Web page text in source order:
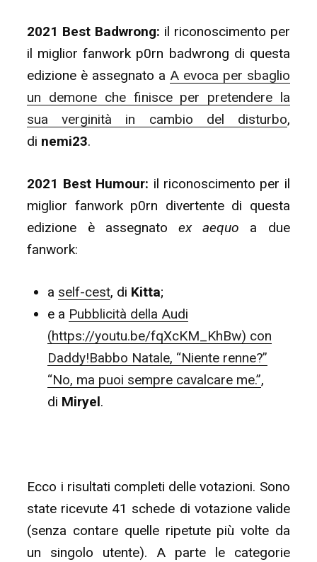
2021 Best Badwrong: il riconoscimento per
il miglior fanwork p0rn badwrong di questa
edizione è assegnato a A evoca per sbaglio
un demone che finisce per pretendere la
sua verginità in cambio del disturbo,
di nemi23.
2021 Best Humour: il riconoscimento per il
miglior fanwork p0rn divertente di questa
edizione è assegnato ex aequo a due
fanwork:
a self-cest, di Kitta;
e a Pubblicità della Audi
(https://youtu.be/fqXcKM_KhBw) con
Daddy!Babbo Natale, “Niente renne?”
“No, ma puoi sempre cavalcare me.”,
di Miryel.
Ecco i risultati completi delle votazioni. Sono
state ricevute 41 schede di votazione valide
(senza contare quelle ripetute più volte da
un singolo utente). A parte le categorie